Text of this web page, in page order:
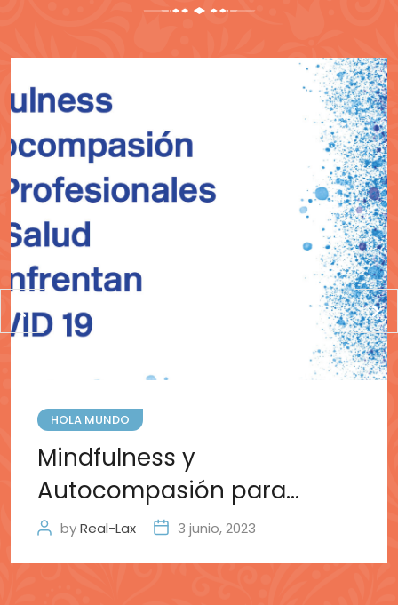
HOLA MUNDO
Mindfulness y
Autocompasión para
Profesionales de la Salud
byReal-Lax 3 junio, 2023